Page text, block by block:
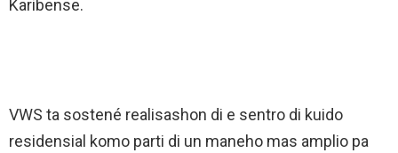
Karibense.
VWS ta sostené realisashon di e sentro di kuido
residensial komo parti di un maneho mas amplio pa